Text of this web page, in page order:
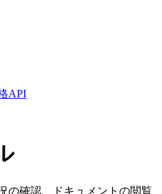
API
の確認、ドキュメントの閲覧